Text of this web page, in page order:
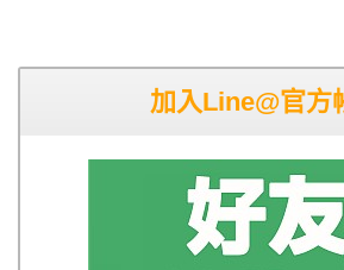
加入Line@官方